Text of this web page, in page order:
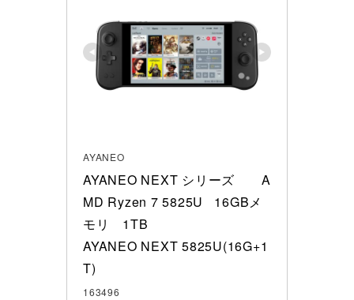
AYANEO
AYANEO NEXT シリーズ　　A
MD Ryzen 7 5825U   16GBメ
モリ　1TB
AYANEO NEXT 5825U(16G+1
T)
163496